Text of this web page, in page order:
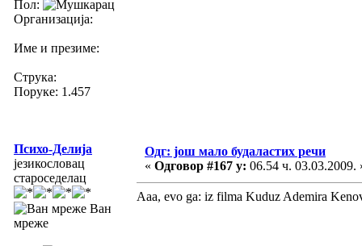
Пол:
Организација:
Име и презиме:
Струка:
Поруке: 1.457
Психо-Делија
језикословац
староседелац
Ван
мреже
Одг: још мало будаластих речи
« Одговор #167 у: 06.54 ч. 03.03.2009.
Aaa, evo ga: iz filma Kuduz Ademira